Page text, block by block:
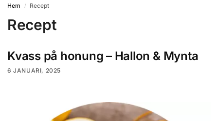
Hem / Recept
Recept
Kvass på honung – Hallon & Mynta
6 JANUARI, 2025